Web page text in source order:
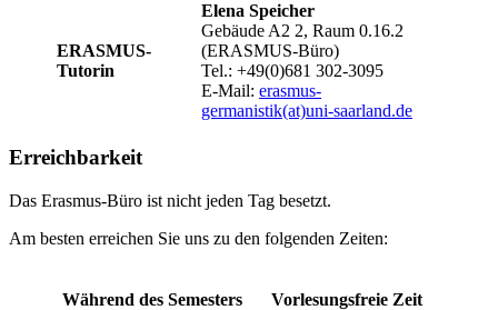
ERASMUS-
Tutorin
Elena Speicher
Gebäude A2 2, Raum 0.16.2
(ERASMUS-Büro)
Tel.: +49(0)681 302-3095
E-Mail: erasmus-
germanistik(at)uni-saarland.de
Erreichbarkeit
Das Erasmus-Büro ist nicht jeden Tag besetzt.
Am besten erreichen Sie uns zu den folgenden Zeiten:
Während des Semesters
Vorlesungsfreie Zeit